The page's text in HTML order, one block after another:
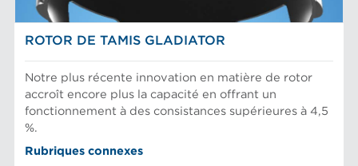
ROTOR DE TAMIS GLADIATOR
Notre plus récente innovation en matière de rotor
accroît encore plus la capacité en offrant un
fonctionnement à des consistances supérieures à 4,5
%.
Rubriques connexes